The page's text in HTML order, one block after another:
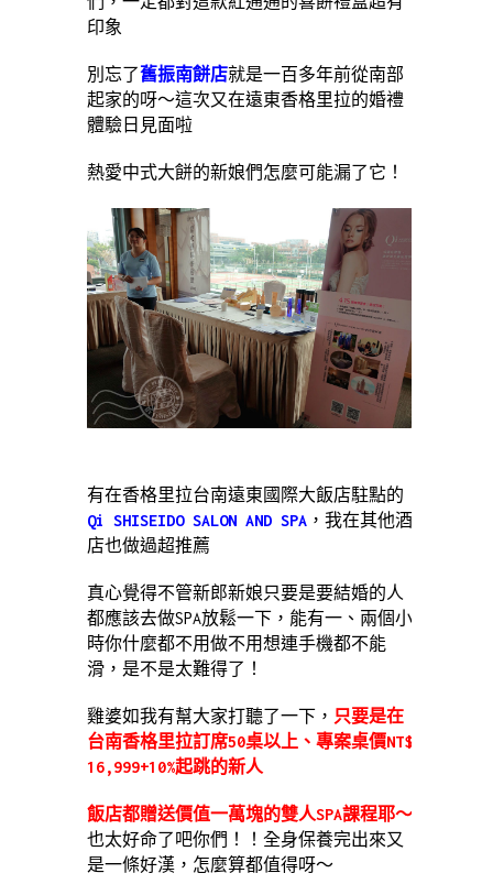
印象
別忘了舊振南餅店就是一百多年前從南部
起家的呀～這次又在遠東香格里拉的婚禮
體驗日見面啦
熱愛中式大餅的新娘們怎麼可能漏了它！
有在香格里拉台南遠東國際大飯店駐點的
Qi SHISEIDO SALON AND SPA ，我在其他酒
店也做過超推薦
真心覺得不管新郎新娘只要是要結婚的人
都應該去做SPA放鬆一下，能有一、兩個小
時你什麼都不用做不用想連手機都不能
滑，是不是太難得了！
雞婆如我有幫大家打聽了一下， 只要是在
台南香格里拉訂席50桌以上、專案桌價NT$
16,999+10%起跳的新人
飯店都贈送價值一萬塊的雙人SPA課程耶～
也太好命了吧你們！！全身保養完出來又
是一條好漢，怎麼算都值得呀～